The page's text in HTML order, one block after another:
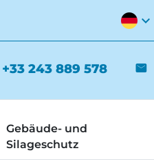
expand_more
+33 243 889 578 mail
Gebäude- und
Silageschutz